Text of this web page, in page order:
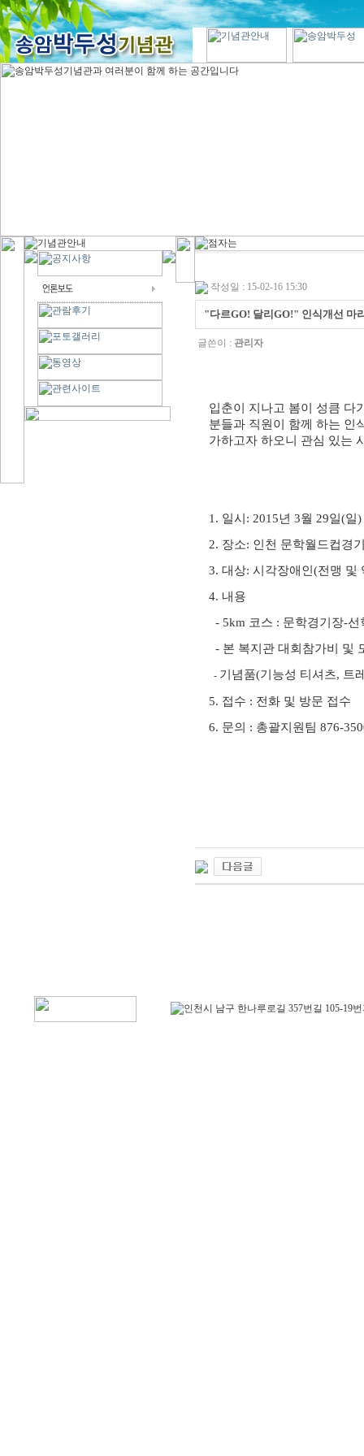
작성일 : 15-02-16 15:30
"다르GO! 달리GO!" 인식개선 마
글쓴이 : 관리자
입춘이 지나고 봄이 성큼 다
분들과 직원이 함께 하는 인
가하고자 하오니 관심 있는
1. 일시 : 2015년 3월 29일(일)
2. 장소: 인천 문학월드컵경
3. 대상: 시각장애인 (전맹 및
4. 내용
- 5km 코스 : 문학경기장-선
- 본 복지관 대회참가비 및
- 기념품(기능성 티셔츠, 트
5. 접수 : 전화 및 방문 접수
6. 문의 : 총괄지원팀 876-